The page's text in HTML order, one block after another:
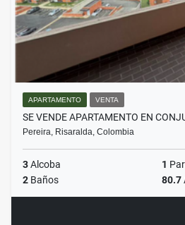
APARTAMENTO VENTA
SE VENDE APARTAMENTO EN
Pereira, Risaralda, Colombia
3Alcoba 1
2 Baños 80.7